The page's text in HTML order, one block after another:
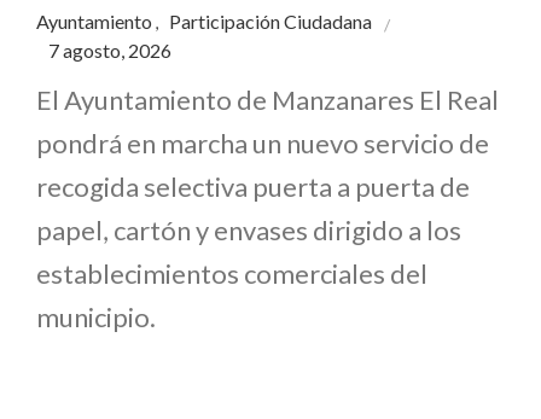
Ayuntamiento , Participación Ciudadana
7 agosto, 2026
El Ayuntamiento de Manzanares El Real
pondrá en marcha un nuevo servicio de
recogida selectiva puerta a puerta de
papel, cartón y envases dirigido a los
establecimientos comerciales del
municipio.